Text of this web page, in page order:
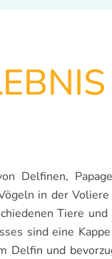
Delfinen,
in der Voliere
Tiere und
sind eine
Delfin und